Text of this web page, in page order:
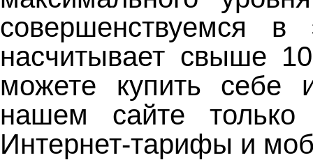
совершенствуемся
насчитывает свыше
можете купить себе
нашем сайте
Интернет-тарифы и